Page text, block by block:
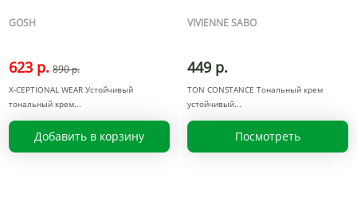
GOSH
623 р. 890 р.
X-CEPTIONAL WEAR Устойчивый
тональный крем
Добавить в корзину
VIVIENNE SABO
449 р.
TON CONSTANCE Тональный крем
устойчивый
Посмотреть